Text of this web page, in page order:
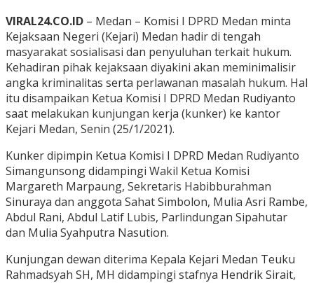
VIRAL24.CO.ID – Medan – Komisi I DPRD Medan minta
Kejaksaan Negeri (Kejari) Medan hadir di tengah
masyarakat sosialisasi dan penyuluhan terkait hukum.
Kehadiran pihak kejaksaan diyakini akan meminimalisir
angka kriminalitas serta perlawanan masalah hukum. Hal
itu disampaikan Ketua Komisi I DPRD Medan Rudiyanto
saat melakukan kunjungan kerja (kunker) ke kantor
Kejari Medan, Senin (25/1/2021).
Kunker dipimpin Ketua Komisi I DPRD Medan Rudiyanto
Simangunsong didampingi Wakil Ketua Komisi
Margareth Marpaung, Sekretaris Habibburahman
Sinuraya dan anggota Sahat Simbolon, Mulia Asri Rambe,
Abdul Rani, Abdul Latif Lubis, Parlindungan Sipahutar
dan Mulia Syahputra Nasution.
Kunjungan dewan diterima Kepala Kejari Medan Teuku
Rahmadsyah SH, MH didampingi stafnya Hendrik Sirait,